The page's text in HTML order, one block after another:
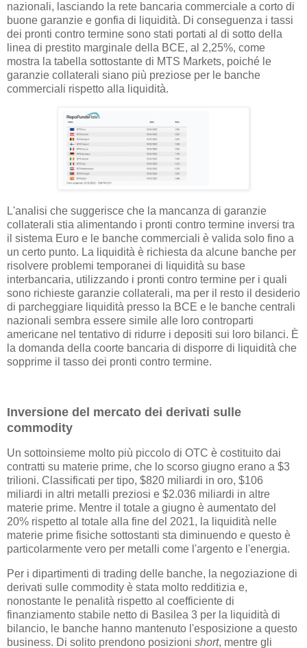
nazionali, lasciando la rete bancaria commerciale a corto di
buone garanzie e gonfia di liquidità. Di conseguenza i tassi
dei pronti contro termine sono stati portati al di sotto della
linea di prestito marginale della BCE, al 2,25%, come
mostra la tabella sottostante di MTS Markets, poiché le
garanzie collaterali siano più preziose per le banche
commerciali rispetto alla liquidità.
L'analisi che suggerisce che la mancanza di garanzie
collaterali stia alimentando i pronti contro termine inversi tra
il sistema Euro e le banche commerciali è valida solo fino a
un certo punto. La liquidità è richiesta da alcune banche per
risolvere problemi temporanei di liquidità su base
interbancaria, utilizzando i pronti contro termine per i quali
sono richieste garanzie collaterali, ma per il resto il desiderio
di parcheggiare liquidità presso la BCE e le banche centrali
nazionali sembra essere simile alle loro controparti
americane nel tentativo di ridurre i depositi sui loro bilanci. È
la domanda della coorte bancaria di disporre di liquidità che
sopprime il tasso dei pronti contro termine.
Inversione del mercato dei derivati sulle
commodity
Un sottoinsieme molto più piccolo di OTC è costituito dai
contratti su materie prime, che lo scorso giugno erano a $3
trilioni. Classificati per tipo, $820 miliardi in oro, $106
miliardi in altri metalli preziosi e $2.036 miliardi in altre
materie prime. Mentre il totale a giugno è aumentato del
20% rispetto al totale alla fine del 2021, la liquidità nelle
materie prime fisiche sottostanti sta diminuendo e questo è
particolarmente vero per metalli come l'argento e l'energia.
Per i dipartimenti di trading delle banche, la negoziazione di
derivati ​​sulle commodity è stata molto redditizia e,
nonostante le penalità rispetto al coefficiente di
finanziamento stabile netto di Basilea 3 per la liquidità di
bilancio, le banche hanno mantenuto l'esposizione a questo
business. Di solito prendono posizioni short, mentre gli